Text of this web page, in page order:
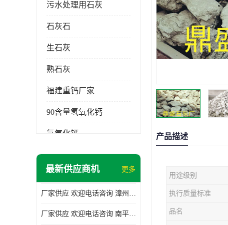
污水处理用石灰
石灰石
生石灰
熟石灰
福建重钙厂家
90含量氢氧化钙
氢氧化钙
氧化钙
最新供应商机 更多
厂家供应 欢迎电话咨询 漳州活性重钙粉
厂家供应 欢迎电话咨询 南平活性重钙粉批发厂
产品描述
用途级别
执行质量标准
品名